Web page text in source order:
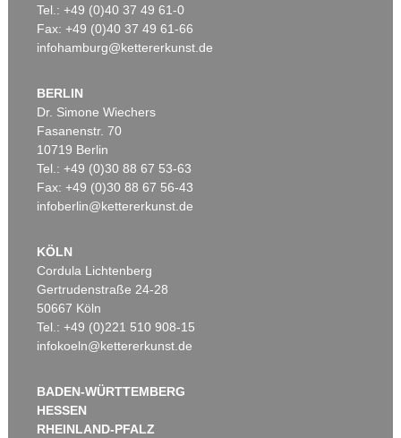
Tel.: +49 (0)40 37 49 61-0
Fax: +49 (0)40 37 49 61-66
infohamburg@kettererkunst.de
BERLIN
Dr. Simone Wiechers
Fasanenstr. 70
10719 Berlin
Tel.: +49 (0)30 88 67 53-63
Fax: +49 (0)30 88 67 56-43
infoberlin@kettererkunst.de
KÖLN
Cordula Lichtenberg
Gertrudenstraße 24-28
50667 Köln
Tel.: +49 (0)221 510 908-15
infokoeln@kettererkunst.de
BADEN-WÜRTTEMBERG
HESSEN
RHEINLAND-PFALZ